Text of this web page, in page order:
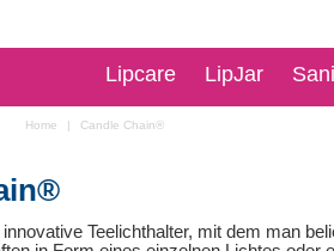
Lipcare LipJar
Home | Candle Chain®
Teelichthalter, mit dem man